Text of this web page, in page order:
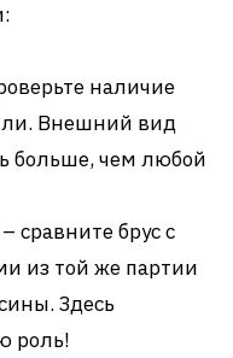
наличие
Внешний вид
больше, чем любой
– сравните брус с
из той же партии
Здесь
роль!